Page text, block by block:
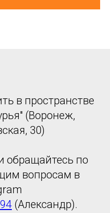
в пространстве
(Воронеж,
30)
обращайтесь по
вопросам в
(Александр).